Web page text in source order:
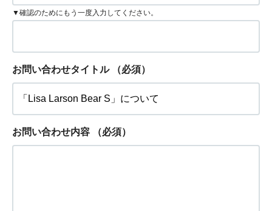
▼確認のためにもう一度入力してください。
お問い合わせタイトル （必須）
お問い合わせ内容 （必須）